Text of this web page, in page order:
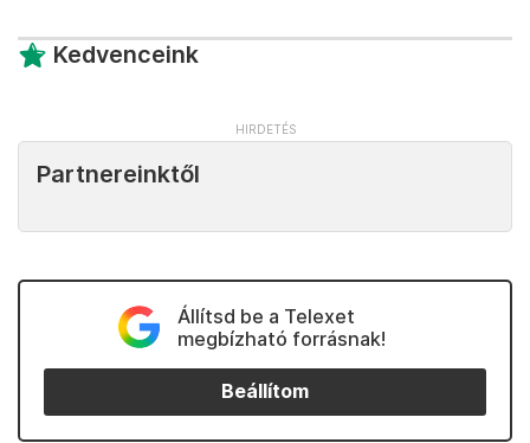
Kedvenceink
Partnereinktől
Állítsd be a Telexet
megbízható forrásnak!
Beállítom